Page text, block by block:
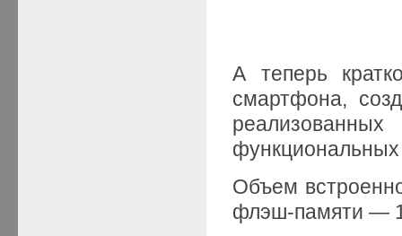
А теперь
смартфона,
функциональных
Объем
флэш-памяти —